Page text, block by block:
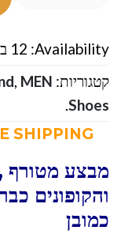
Availability: 12 במלאי
קטגוריות:
, MEN
Shoes
.
מבצע מטורף
והקופונים
כמובן